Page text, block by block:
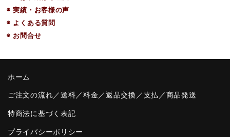
◉ 実績・お客様の声
◉ よくある質問
◉ お問合せ
ホーム
ご注文の流れ／送料／料金／返品交換／支払／商品発送
特商法に基づく表記
プライバシーポリシー